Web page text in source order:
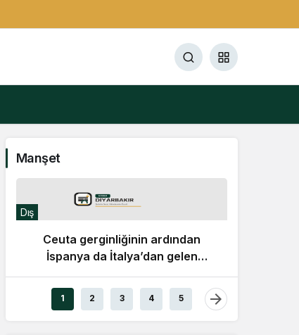
Manşet
Dış
Ceuta gerginliğinin ardından
İspanya da İtalya’dan gelen
yolculara sınır kontrolü başlattı
1 2 3 4 5